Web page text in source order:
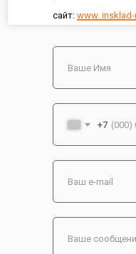
сайт: www. insklad-
+7